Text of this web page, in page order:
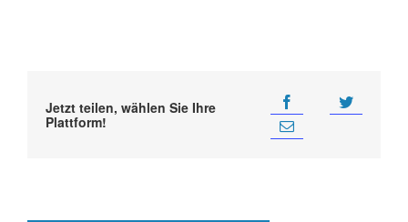
Jetzt teilen, wählen Sie Ihre
Plattform!